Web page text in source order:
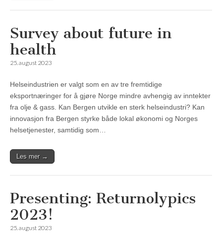
Survey about future in
health
25. august 2023
Helseindustrien er valgt som en av tre fremtidige
eksportnæringer for å gjøre Norge mindre avhengig av inntekter
fra olje & gass. Kan Bergen utvikle en sterk helseindustri? Kan
innovasjon fra Bergen styrke både lokal økonomi og Norges
helsetjenester, samtidig som…
Les mer →
Presenting: Returnolypics
2023!
25. august 2023